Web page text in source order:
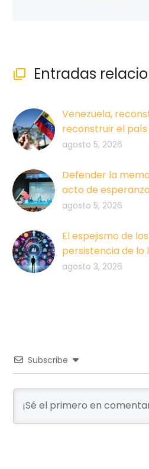
 Entradas
Venezuela,
reconstruir el país
agosto 5, 2026
Defender la
acto de
agosto 5, 2026
El espejismo de
persistencia de lo
agosto 3, 2026
Subscribe